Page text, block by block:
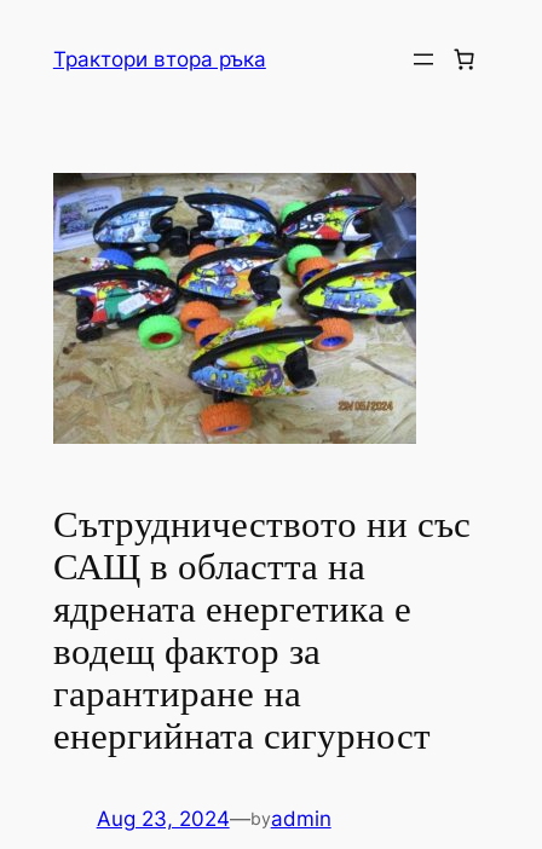
Трактори втора ръка
Сътрудничеството ни със
САЩ в областта на
ядрената енергетика е
водещ фактор за
гарантиране на
енергийната сигурност
Aug 23, 2024—byadmin